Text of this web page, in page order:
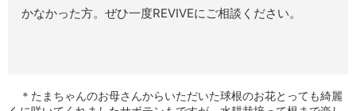
かなかった方。ぜひ一度REVIVEにご相談ください。
＊たまちゃんのお母さんからいただいた球根のお花とっても綺麗